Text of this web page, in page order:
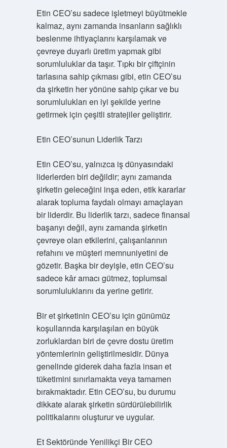
Etin CEO’su sadece işletmeyi büyütmekle
kalmaz, aynı zamanda insanların sağlıklı
beslenme ihtiyaçlarını karşılamak ve
çevreye duyarlı üretim yapmak gibi
sorumluluklar da taşır. Tıpkı bir çiftçinin
tarlasına sahip çıkması gibi, etin CEO’su
da şirketin her yönüne sahip çıkar ve bu
sorumlulukları en iyi şekilde yerine
getirmek için çeşitli stratejiler geliştirir.
Etin CEO’sunun Liderlik Tarzı
Etin CEO’su, yalnızca iş dünyasındaki
liderlerden biri değildir; aynı zamanda
şirketin geleceğini inşa eden, etik kararlar
alarak topluma faydalı olmayı amaçlayan
bir liderdir. Bu liderlik tarzı, sadece finansal
başarıyı değil, aynı zamanda şirketin
çevreye olan etkilerini, çalışanlarının
refahını ve müşteri memnuniyetini de
gözetir. Başka bir deyişle, etin CEO’su
sadece kâr amacı gütmez, toplumsal
sorumluluklarını da yerine getirir.
Bir et şirketinin CEO’su için günümüz
koşullarında karşılaşılan en büyük
zorluklardan biri de çevre dostu üretim
yöntemlerinin geliştirilmesidir. Dünya
genelinde giderek daha fazla insan et
tüketimini sınırlamakta veya tamamen
bırakmaktadır. Etin CEO’su, bu durumu
dikkate alarak şirketin sürdürülebilirlik
politikalarını oluşturur ve uygular.
Et Sektöründe Yenilikçi Bir CEO